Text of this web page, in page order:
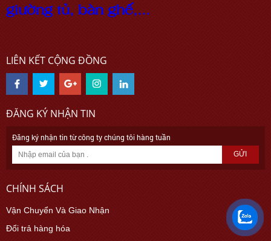
giường tủ, bàn ghế,...
LIÊN KẾT CỘNG ĐỒNG
ĐĂNG KÝ NHẬN TIN
Đăng ký nhận tin từ công ty chúng tôi hàng tuần
GỬI
CHÍNH SÁCH
Vận Chuyển Và Giao Nhận
Đổi trả hàng hóa